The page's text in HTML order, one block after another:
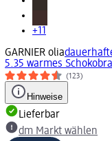
+11
GARNIER olia
5.35 warmes
(123)
Hinweise
Lieferbar
dm Markt wählen